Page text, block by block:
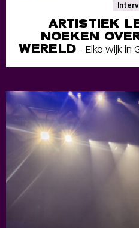
ARTISTIEK
NOEKEN
WERELD- Elke wijk in